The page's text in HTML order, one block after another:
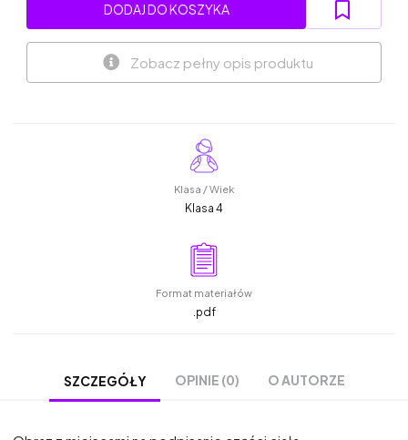
DODAJ DO KOSZYKA
Zobacz pełny opis produktu
Klasa / Wiek
Klasa 4
Format materiałów
.pdf
SZCZEGÓŁY OPINIE (0) O AUTORZE